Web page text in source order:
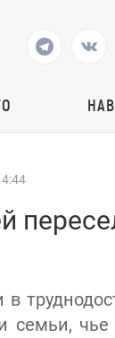
семьи,